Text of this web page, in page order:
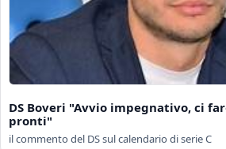
DS Boveri "Avvio impegnativo, ci
pronti"
il commento del DS sul calendario di serie C